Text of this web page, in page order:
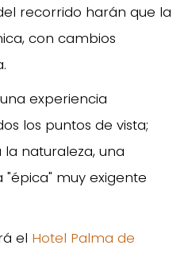
recorrido harán que la
con cambios
experiencia
los puntos de vista;
naturaleza, una
muy exigente
el Hotel Palma de